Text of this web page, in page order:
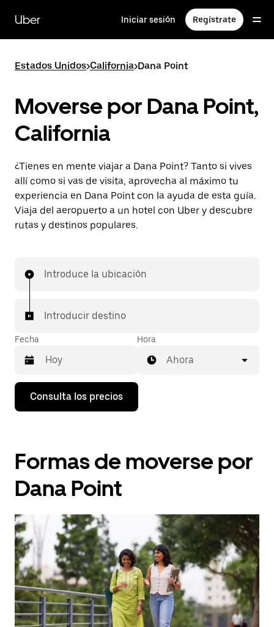
contenido
principal
Uber Iniciar sesión Regístrate
Estados Unidos>California>Dana Point
Moverse por Dana Point,
California
¿Tienes en mente viajar a Dana Point? Tanto si vives
allí como si vas de visita, aprovecha al máximo tu
experiencia en Dana Point con la ayuda de esta guía.
Viaja del aeropuerto a un hotel con Uber y descubre
rutas y destinos populares.
Introduce la ubicación
Introducir destino
Fecha
Pulsa
flecha
abrir
el
fecha.
Pulsa
el
botón
de
escape
para
cerrar
el
calendario.
Hora
Ahora
Consulta los precios
Formas de moverse por
Dana Point